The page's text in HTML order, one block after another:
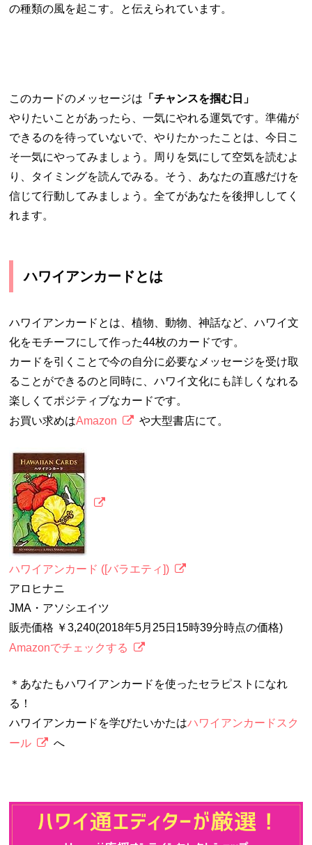
の種類の風を起こす。と伝えられています。
このカードのメッセージは 「チャンスを掴む日」
やりたいことがあったら、一気にやれる運気です。準備が
できるのを待っていないで、やりたかったことは、今日こ
そ一気にやってみましょう。周りを気にして空気を読むよ
り、タイミングを読んでみる。そう、あなたの直感だけを
信じて行動してみましょう。全てがあなたを後押ししてく
れます。
ハワイアンカードとは
ハワイアンカードとは、植物、動物、神話など、ハワイ文
化をモチーフにして作った44枚のカードです。
カードを引くことで今の自分に必要なメッセージを受け取
ることができるのと同時に、ハワイ文化にも詳しくなれる
楽しくてポジティブなカードです。
お買い求めはAmazon や大型書店にて。
ハワイアンカード ([バラエティ])
アロヒナニ
JMA・アソシエイツ
販売価格 ￥3,240(2018年5月25日15時39分時点の価格)
Amazonでチェックする
＊あなたもハワイアンカードを使ったセラピストになれ
る！
ハワイアンカードを学びたいかたはハワイアンカードスク
ール
へ